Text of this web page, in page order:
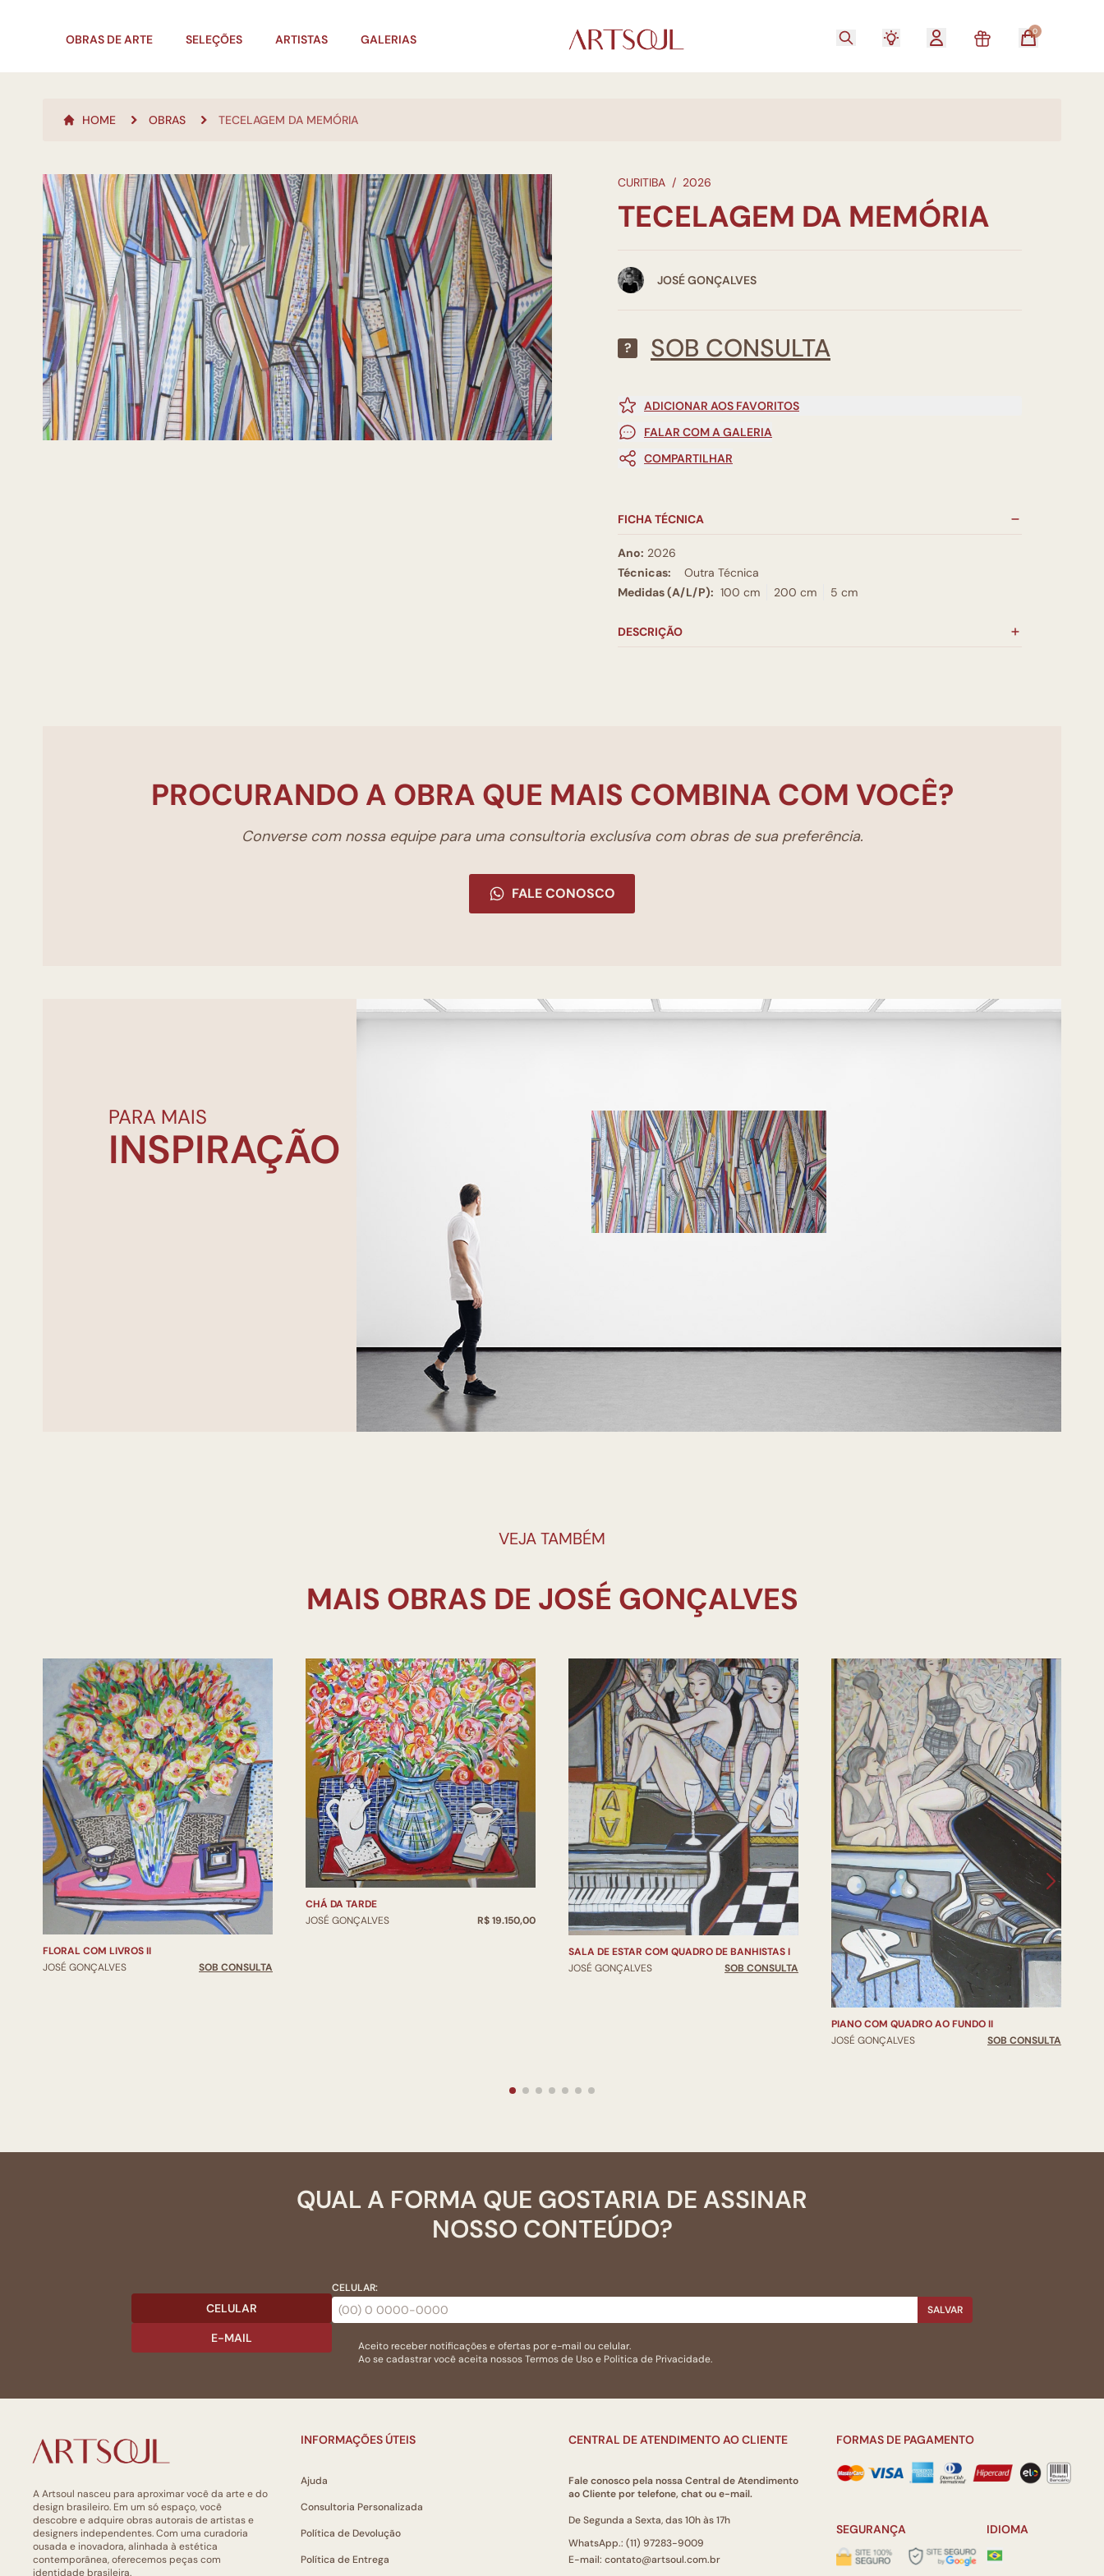
OBRAS DE ARTE SELEÇÕES ARTISTAS GALERIAS
0
HOME OBRAS TECELAGEM DA MEMÓRIA
CURITIBA / 2026
TECELAGEM DA MEMÓRIA
JOSÉ GONÇALVES
? SOB CONSULTA
ADICIONAR AOS FAVORITOS
FALAR COM A GALERIA
COMPARTILHAR
FICHA TÉCNICA
Ano: 2026
Técnicas:
Outra Técnica
Medidas (A/L/P): 100 cm 200 cm 5 cm
DESCRIÇÃO
PROCURANDO A OBRA QUE MAIS COMBINA COM VOCÊ?
Converse com nossa equipe para uma consultoria exclusíva com obras de sua preferência.
FALE CONOSCO
PARA MAIS
INSPIRAÇÃO
VEJA TAMBÉM
FLORAL COM LIVROS II
JOSÉ GONÇALVES
SOB CONSULTA
CHÁ DA TARDE
JOSÉ GONÇALVES
R$ 19.150,00
SALA DE ESTAR COM QUADRO DE BANHISTAS I
JOSÉ GONÇALVES
SOB CONSULTA
PIANO COM QUADRO AO FUNDO II
JOSÉ GONÇALVES
SOB CONSULTA
QUAL A FORMA QUE GOSTARIA DE ASSINAR
NOSSO CONTEÚDO?
CELULAR
E-MAIL
CELULAR:
SALVAR
Aceito receber notificações e ofertas por e-mail ou celular.
Ao se cadastrar você aceita nossosTermos de Usoe Politica de Privacidade.
A Artsoul nasceu para aproximar você da arte e do
design brasileiro. Em um só espaço, você
descobre e adquire obras autorais de artistas e
designers independentes. Com uma curadoria
ousada e inovadora, alinhada à estética
contemporânea, oferecemos peças com
identidade brasileira.
INFORMAÇÕES ÚTEIS
Ajuda
Consultoria Personalizada
Política de Devolução
Política de Entrega
CENTRAL DE ATENDIMENTO AO CLIENTE
Fale conosco pela nossa Central de Atendimento
ao Cliente por telefone, chat ou e-mail.
De Segunda a Sexta, das 10h às 17h
WhatsApp.: (11) 97283-9009
E-mail: contato@artsoul.com.br
FORMAS DE PAGAMENTO
SEGURANÇA IDIOMA